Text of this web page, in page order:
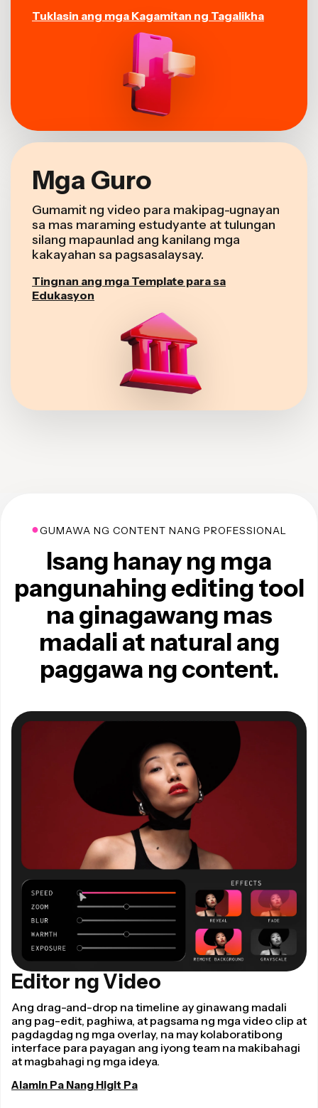
Tuklasin ang mga Kagamitan ng Tagalikha
Mga Guro
Gumamit ng video para makipag-ugnayan
sa mas maraming estudyante at tulungan
silang mapaunlad ang kanilang mga
kakayahan sa pagsasalaysay.
Tingnan ang mga Template para sa
Edukasyon
●GUMAWA NG CONTENT NANG PROFESSIONAL
Isang hanay ng mga
pangunahing editing tool
na ginagawang mas
madali at natural ang
paggawa ng content.
Editor ng Video
Ang drag-and-drop na timeline ay ginawang madali
ang pag-edit, paghiwa, at pagsama ng mga video clip at
pagdagdag ng mga overlay, na may kolaboratibong
interface para payagan ang iyong team na makibahagi
at magbahagi ng mga ideya.
Alamin Pa Nang Higit Pa